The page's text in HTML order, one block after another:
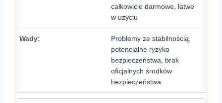
całkowicie darmowe, łatwe
w użyciu
Problemy ze stabilnością,
potencjalne ryzyko
bezpieczeństwa, brak
oficjalnych środków
bezpieczeństwa